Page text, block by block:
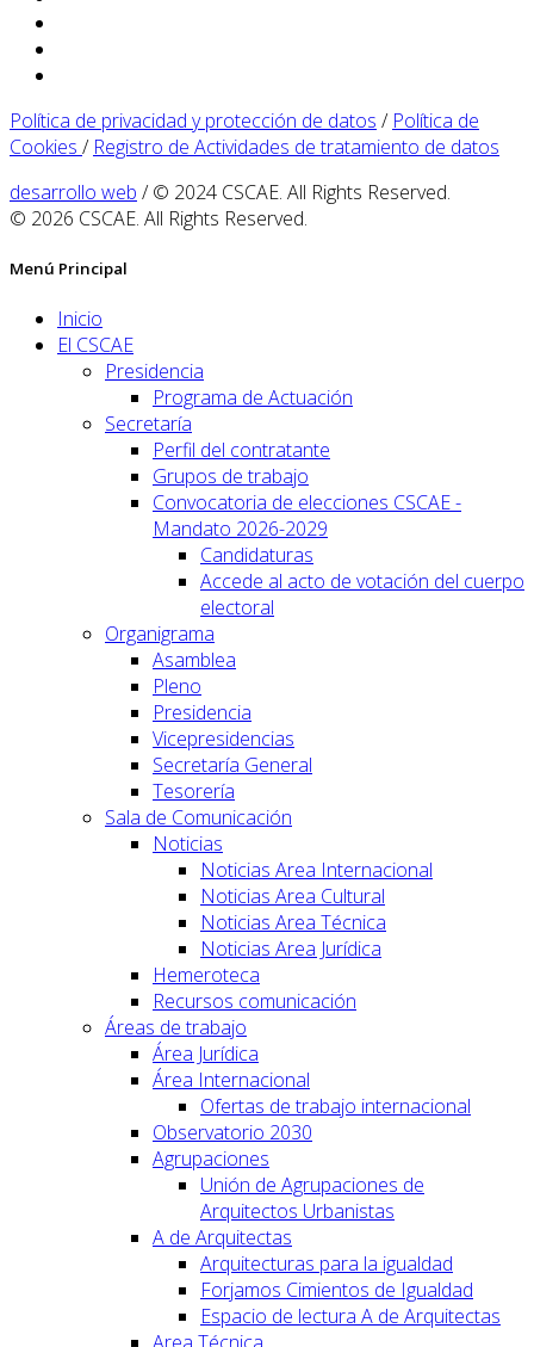
Política de privacidad y protección de datos / Política de
Cookies / Registro de Actividades de tratamiento de datos
desarrollo web / © 2024 CSCAE. All Rights Reserved.
© 2026 CSCAE. All Rights Reserved.
Menú Principal
Inicio
El CSCAE
Presidencia
Programa de Actuación
Secretaría
Perfil del contratante
Grupos de trabajo
Convocatoria de elecciones CSCAE -
Mandato 2026-2029
Candidaturas
Accede al acto de votación del cuerpo
electoral
Organigrama
Asamblea
Pleno
Presidencia
Vicepresidencias
Secretaría General
Tesorería
Sala de Comunicación
Noticias
Noticias Area Internacional
Noticias Area Cultural
Noticias Area Técnica
Noticias Area Jurídica
Hemeroteca
Recursos comunicación
Áreas de trabajo
Área Jurídica
Área Internacional
Ofertas de trabajo internacional
Observatorio 2030
Agrupaciones
Unión de Agrupaciones de
Arquitectos Urbanistas
A de Arquitectas
Arquitecturas para la igualdad
Forjamos Cimientos de Igualdad
Espacio de lectura A de Arquitectas